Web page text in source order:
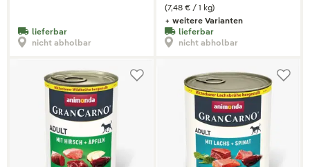
lieferbar
nicht abholbar
(7,48 € / 1 kg)
+ weitere Varianten
lieferbar
nicht abholbar